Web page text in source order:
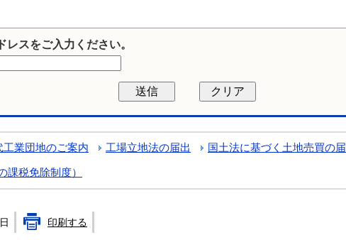
スをご入力ください。
工業団地のご案内 工場立地法の届出 国土法に基づく土地売買の
課税免除制度）
印刷する